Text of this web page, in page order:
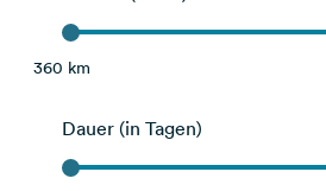
Schweden
360 km
Dauer (in Tagen)